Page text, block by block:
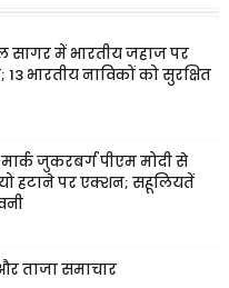
सागर में भारतीय जहाज पर
13 भारतीय नाविकों को सुरक्षित
जुकरबर्ग पीएम मोदी से
हटाने पर एक्शन; सहूलियतें
ताजा समाचार